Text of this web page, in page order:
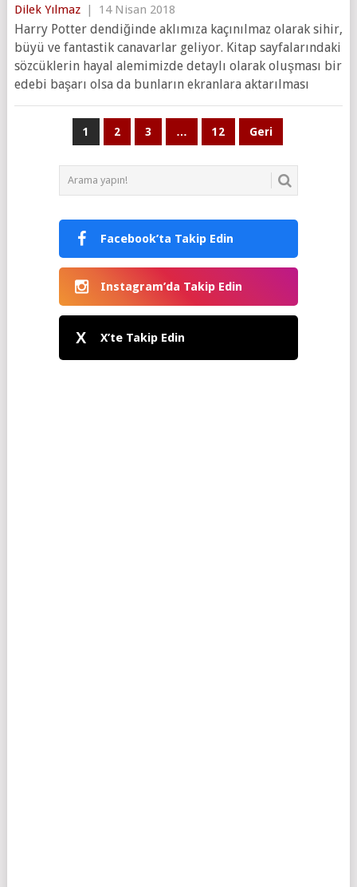
Dilek Yılmaz | 14 Nisan 2018
Harry Potter dendiğinde aklımıza kaçınılmaz olarak sihir,
büyü ve fantastik canavarlar geliyor. Kitap sayfalarındaki
sözcüklerin hayal alemimizde detaylı olarak oluşması bir
edebi başarı olsa da bunların ekranlara aktarılması
1 2 3 … 12 Geri
Facebook’ta Takip Edin
Instagram’da Takip Edin
X X’te Takip Edin